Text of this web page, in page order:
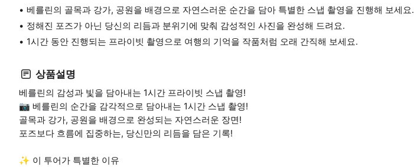
베를린의 골목과 강가, 공원을 배경으로 자연스러운 순간을 담아 특별한 스냅 촬영을 진행해 보세요.
정해진 포즈가 아닌 당신의 리듬과 분위기에 맞춰 감성적인 사진을 완성해 드려요.
1시간 동안 진행되는 프라이빗 촬영으로 여행의 기억을 작품처럼 오래 간직해 보세요.
상품설명
베를린의 감성과 빛을 담아내는 1시간 프라이빗 스냅 촬영!
📷 베를린의 순간을 감각적으로 담아내는 1시간 스냅 촬영!
골목과 강가, 공원을 배경으로 완성되는 자연스러운 장면!
포즈보다 흐름에 집중하는, 당신만의 리듬을 담은 기록!
✨ 이 투어가 특별한 이유